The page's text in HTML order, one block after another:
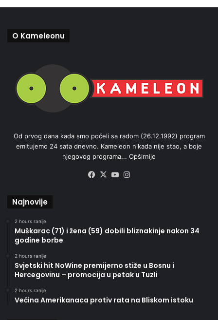
O Kameleonu
Od prvog dana kada smo počeli sa radom (26.12.1992) program
emitujemo 24 sata dnevno. Kameleon nikada nije stao, a boje
njegovog programa... Opširnije
Facebook
X YouTube
Najnovije
2 hours ranije
Muškarac (71) i žena (59) dobili bliznakinje nakon 34
godine borbe
2 hours ranije
Svjetski hit NoWine premijerno stiže u Bosnu i
Hercegovinu – promocija u petak u Tuzli
2 hours ranije
Većina Amerikanaca protiv rata na Bliskom istoku